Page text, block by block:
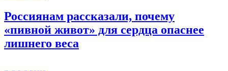
Россиянам рассказали, почему
«пивной живот» для сердца опаснее
лишнего веса